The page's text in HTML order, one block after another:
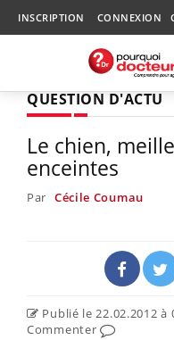
INSCRIPTION CONNEXION
QUESTION D'ACTU
Le chien,
enceintes
Par Cécile Coumau
Publié le 22.02.2012 à
Commenter